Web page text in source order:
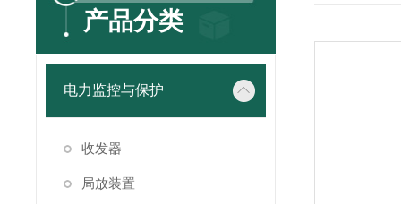
产品分类
电力监控与保护
收发器
局放装置